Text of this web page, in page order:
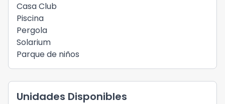
Casa Club
Piscina
Pergola
Solarium
Parque de niños
Unidades Disponibles